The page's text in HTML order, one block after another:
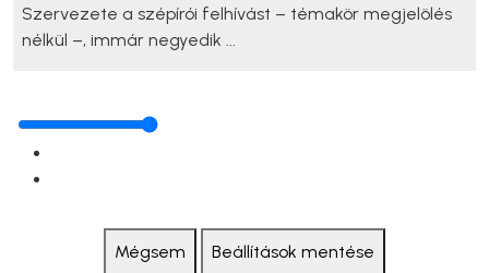
Szervezete a szépírói felhívást – témakör megjelölés
nélkül –, immár negyedik ...
Mégsem Beállítások mentése